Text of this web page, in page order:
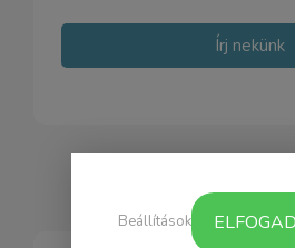
Írj nekünk
Beállítások